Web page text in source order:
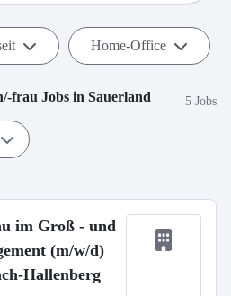
Home-Office
frau Jobs in Sauerland 5 Jobs
im Groß - und
(m/w/d)
Hallenberg